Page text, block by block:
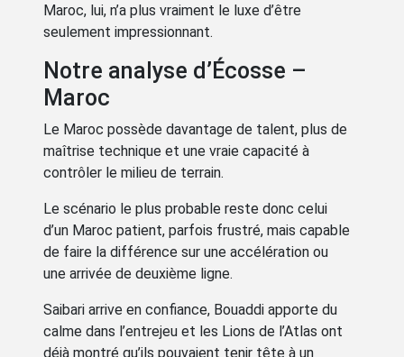
Maroc, lui, n’a plus vraiment le luxe d’être
seulement impressionnant.
Notre analyse d’Écosse –
Maroc
Le Maroc possède davantage de talent, plus de
maîtrise technique et une vraie capacité à
contrôler le milieu de terrain.
Le scénario le plus probable reste donc celui
d’un Maroc patient, parfois frustré, mais capable
de faire la différence sur une accélération ou
une arrivée de deuxième ligne.
Saibari arrive en confiance, Bouaddi apporte du
calme dans l’entrejeu et les Lions de l’Atlas ont
déjà montré qu’ils pouvaient tenir tête à un